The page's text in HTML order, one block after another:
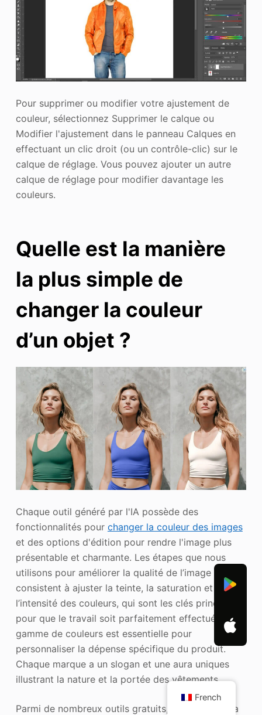
Pour supprimer ou modifier votre ajustement de
couleur, sélectionnez Supprimer le calque ou
Modifier l'ajustement dans le panneau Calques en
effectuant un clic droit (ou un contrôle-clic) sur le
calque de réglage. Vous pouvez ajouter un autre
calque de réglage pour modifier davantage les
couleurs.
Quelle est la manière
la plus simple de
changer la couleur
d’un objet ?
Chaque outil généré par l'IA possède des
fonctionnalités pour changer la couleur des images
et des options d'édition pour rendre l'image plus
présentable et charmante. Les étapes que nous
utilisons pour améliorer la qualité de l’image
consistent à ajuster la teinte, la saturation et
l’intensité des couleurs, qui sont les clés principales
pour que le travail soit parfaitement effectué. La
gamme de couleurs est essentielle pour
personnaliser la dépense spécifique du produit.
Chaque marque a un slogan et une aura uniques
illustrant la nature et la portée des vêtements.
Parmi de nombreux outils gratuits, iFoto n'a pas la
French